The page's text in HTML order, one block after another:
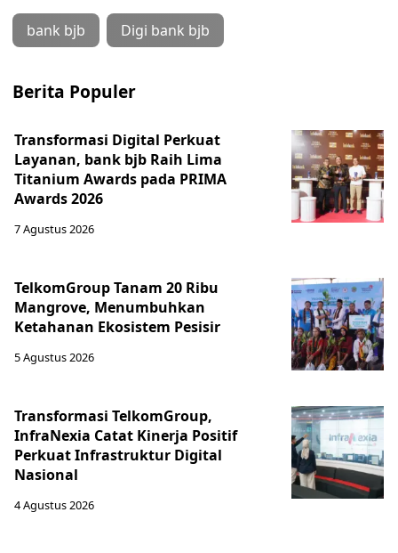
bank bjb Digi bank bjb
Berita Populer
Transformasi Digital Perkuat
Layanan, bank bjb Raih Lima
Titanium Awards pada PRIMA
Awards 2026
7 Agustus 2026
TelkomGroup Tanam 20 Ribu
Mangrove, Menumbuhkan
Ketahanan Ekosistem Pesisir
5 Agustus 2026
Transformasi TelkomGroup,
InfraNexia Catat Kinerja Positif
Perkuat Infrastruktur Digital
Nasional
4 Agustus 2026